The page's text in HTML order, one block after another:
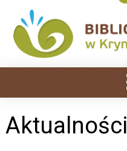
Aktualności